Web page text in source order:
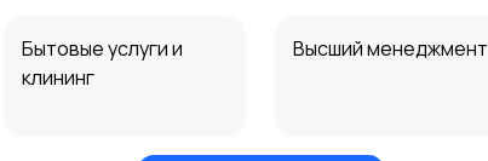
Бытовые услуги и
клининг
Высший менеджмент